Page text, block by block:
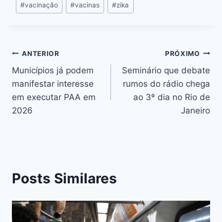
#vacinação #vacinas #zika
ANTERIOR
Municípios já podem
manifestar interesse
em executar PAA em
2026
PRÓXIMO
Seminário que debate
rumos do rádio chega
ao 3º dia no Rio de
Janeiro
Posts Similares